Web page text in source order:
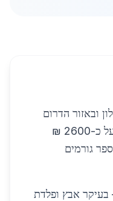
ובאזור הדרום
בשנת 2026 עומדים בממוצע על כ-2600 ₪
גורמים
בעיקר אבץ ופלדת